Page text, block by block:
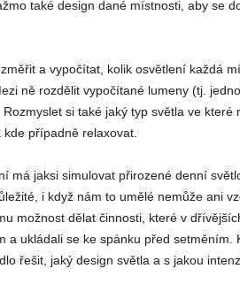
také design dané místnosti, aby se
a vypočítat, kolik osvětlení každá
ně rozdělit vypočítané lumeny (tj.
si také jaký typ světla ve které
případně relaxovat.
má jaksi simulovat přirozené denní
i když nám to umělé nemůže ani
možnost dělat činnosti, které v
a ukládali se ke spánku před setměním.
řešit, jaký design světla a s jakou